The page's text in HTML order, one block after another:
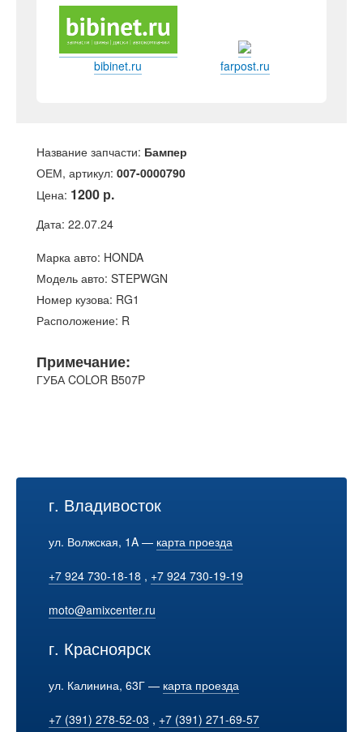
bibinet.ru farpost.ru
Название запчасти: Бампер
ОЕМ, артикул: 007-0000790
Цена: 1200 р.
Дата: 22.07.24
Марка авто: HONDA
Модель авто: STEPWGN
Номер кузова: RG1
Расположение: R
Примечание:
ГУБА COLOR B507P
г. Владивосток
ул. Волжская, 1A — карта проезда
+7 924 730-18-18 , +7 924 730-19-19
moto@amixcenter.ru
г. Красноярск
ул. Калинина, 63Г — карта проезда
+7 (391) 278-52-03 , +7 (391) 271-69-57